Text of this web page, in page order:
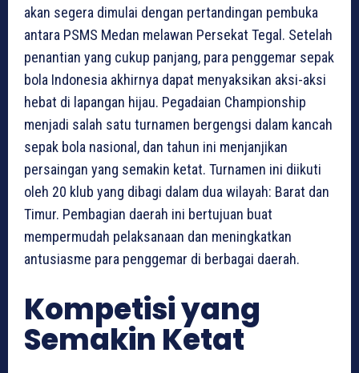
akan segera dimulai dengan pertandingan pembuka
antara PSMS Medan melawan Persekat Tegal. Setelah
penantian yang cukup panjang, para penggemar sepak
bola Indonesia akhirnya dapat menyaksikan aksi-aksi
hebat di lapangan hijau. Pegadaian Championship
menjadi salah satu turnamen bergengsi dalam kancah
sepak bola nasional, dan tahun ini menjanjikan
persaingan yang semakin ketat. Turnamen ini diikuti
oleh 20 klub yang dibagi dalam dua wilayah: Barat dan
Timur. Pembagian daerah ini bertujuan buat
mempermudah pelaksanaan dan meningkatkan
antusiasme para penggemar di berbagai daerah.
Kompetisi yang
Semakin Ketat